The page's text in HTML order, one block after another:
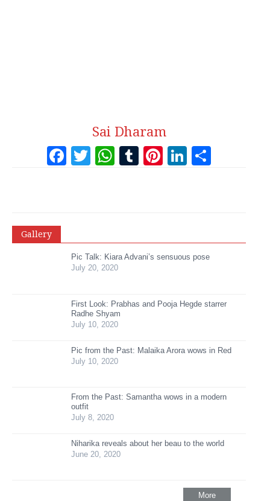
Sai Dharam
Facebook
Twitter
WhatsApp
Tumblr
Pinterest
Gallery
Pic Talk: Kiara Advani’s sensuous pose
July 20, 2020
First Look: Prabhas and Pooja Hegde starrer
Radhe Shyam
July 10, 2020
Pic from the Past: Malaika Arora wows in Red
July 10, 2020
From the Past: Samantha wows in a modern
outfit
July 8, 2020
Niharika reveals about her beau to the world
June 20, 2020
More